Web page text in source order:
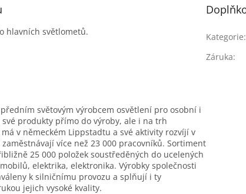
hlavních světlometů.
světovým výrobcem osvětlení pro osobní i
produkty přímo do výroby, ale i na trh
v německém Lippstadtu a své aktivity rozvíjí v
více než 23 000 pracovníků. Sortiment
25 000 položek soustředěných do ucelených
elektrika, elektronika. Výrobky společnosti
k silničnímu provozu a splňují i ty
jejich vysoké kvality.
Kategorie:
Záruka: